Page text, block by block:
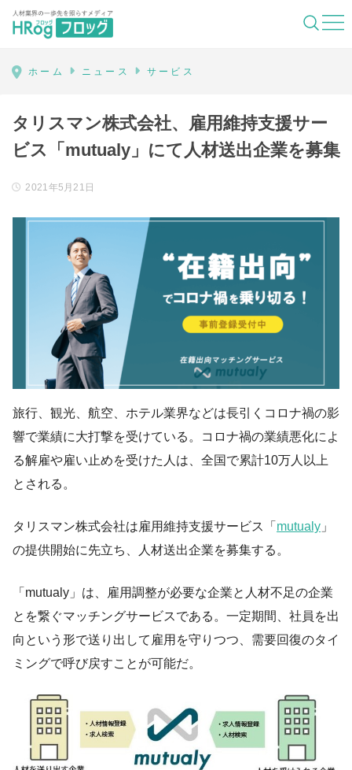
HRog | 人材業界の一歩先を照らすメディ
ホーム ニュース サービス
タリスマン株式会社、雇用維持支援サー
ビス「mutualy」にて人材送出企業を募集
2021年5月21日
旅行、観光、航空、ホテル業界などは長引くコロナ禍の影
響で業績に大打撃を受けている。コロナ禍の業績悪化によ
る解雇や雇い止めを受けた人は、全国で累計10万人以上
とされる。
タリスマン株式会社は雇用維持支援サービス「 mutualy 」
の提供開始に先立ち、人材送出企業を募集する。
「mutualy」は、雇用調整が必要な企業と人材不足の企業
とを繋ぐマッチングサービスである。一定期間、社員を出
向という形で送り出して雇用を守りつつ、需要回復のタイ
ミングで呼び戻すことが可能だ。